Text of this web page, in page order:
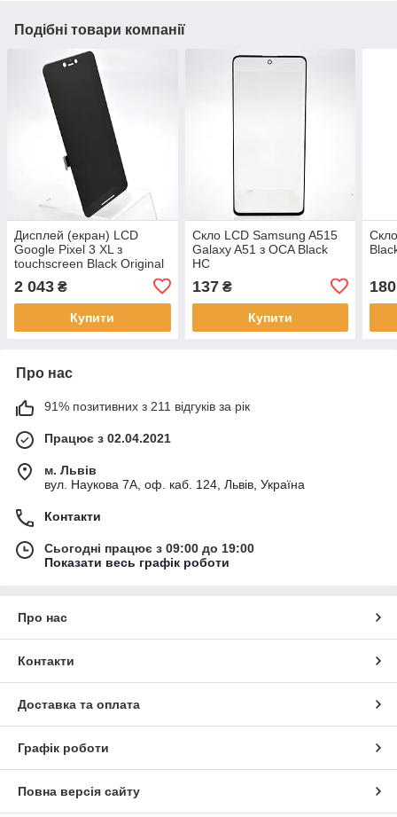
Подібні товари компанії
Дисплей (екран) LCD
Google Pixel 3 XL з
touchscreen Black Original
2 043 ₴
Купити
Скло LCD Samsung A515
Galaxy A51 з OCA Black
HC
137₴
Купити
180
Про нас
91% позитивних з 211 відгуків за рік
Працює з 02.04.2021
м. Львів
вул. Наукова 7А, оф. каб. 124, Львів, Україна
Контакти
Сьогодні працює з 09:00 до 19:00
Показати весь графік роботи
Про нас
Контакти
Доставка та оплата
Графік роботи
Повна версія сайту